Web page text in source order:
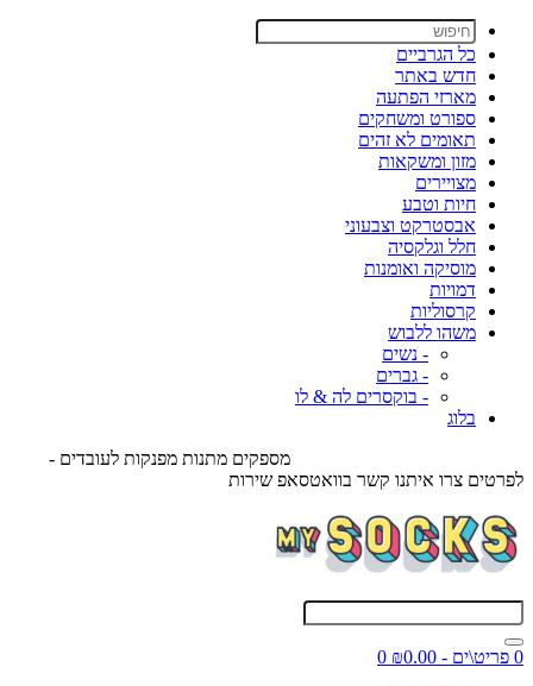
כל הגרביים
חדש באתר
מארזי הפתעה
ספורט ומשחקים
תאומים לא זהים
מזון ומשקאות
מצויירים
חיות וטבע
אבסטרקט וצבעוני
חלל וגלקסיה
מוסיקה ואומנות
דמויות
קרסוליות
משהו ללבוש
- נשים
- גברים
- בוקסרים לה & לו
בלוג
מספקים מתנות מפנקות לעובדים -
לפרטים צרו איתנו קשר בוואטסאפ שירות
0 פריט\ים - ₪0.00
0